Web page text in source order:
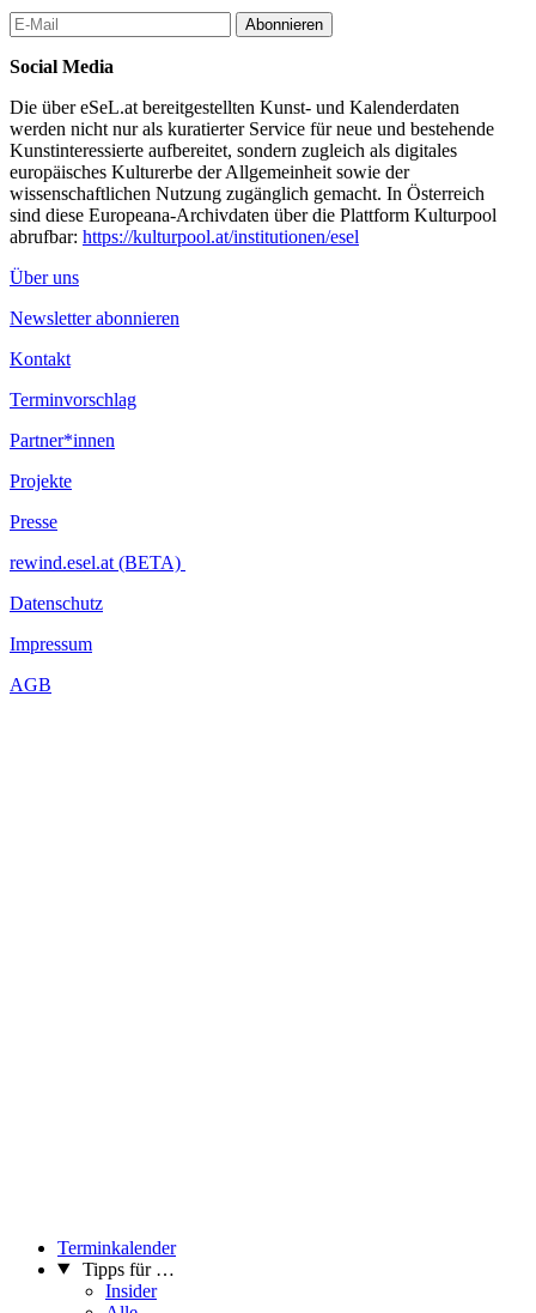
Abonnieren
Social Media
Die über eSeL.at bereitgestellten Kunst- und Kalenderdaten
werden nicht nur als kuratierter Service für neue und bestehende
Kunstinteressierte aufbereitet, sondern zugleich als digitales
europäisches Kulturerbe der Allgemeinheit sowie der
wissenschaftlichen Nutzung zugänglich gemacht. In Österreich
sind diese Europeana-Archivdaten über die Plattform Kulturpool
abrufbar: https://kulturpool.at/institutionen/esel
Über uns
Newsletter abonnieren
Kontakt
Terminvorschlag
Partner*innen
Projekte
Presse
rewind.esel.at (BETA)
Datenschutz
Impressum
AGB
Terminkalender
Tipps für …
Insider